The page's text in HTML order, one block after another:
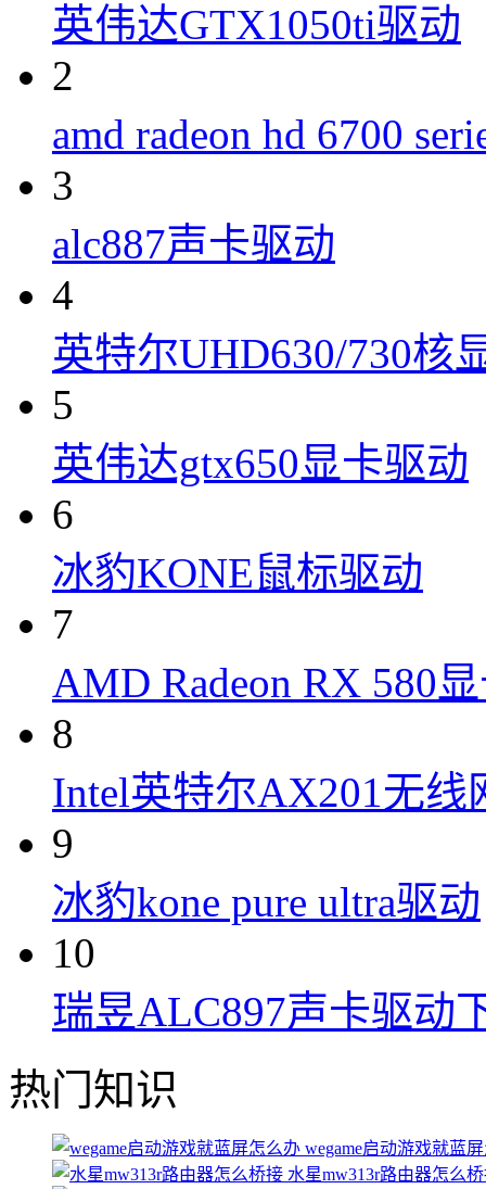
英伟达GTX1050ti驱动
2
amd radeon hd 6700
3
alc887声卡驱动
4
英特尔UHD630/730核
5
英伟达gtx650显卡驱动
6
冰豹KONE鼠标驱动
7
AMD Radeon RX 580
8
Intel英特尔AX201无线
9
冰豹kone pure ultra驱动
10
瑞昱ALC897声卡驱动
热门知识
wegame启动游戏就蓝
水星mw313r路由器怎么